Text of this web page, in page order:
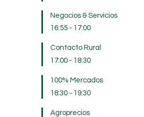
Negocios & Servicios
16:55 - 17:00
Contacto Rural
17:00 - 18:30
100% Mercados
18:30 - 19:30
Agroprecios